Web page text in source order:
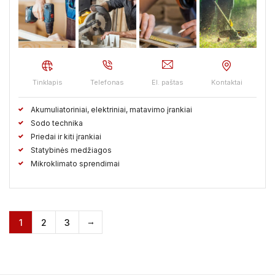
Tinklapis Telefonas El. paštas Kontaktai
Akumuliatoriniai, elektriniai, matavimo įrankiai
Sodo technika
Priedai ir kiti įrankiai
Statybinės medžiagos
Mikroklimato sprendimai
1 2 3